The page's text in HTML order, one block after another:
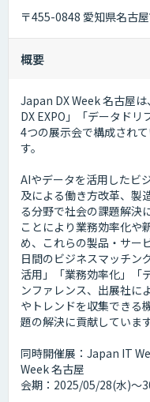
〒455-0848 愛知県名古
概要
Japan DX Week 名古屋
DX EXPO」「データドリ
4つの展示会で構成され
す。
AIやデータを活用したビ
及による働き方改革、製
る分野で社会の課題解決
ことにより業務効率化や
め、これらの製品・サー
日間のビジネスマッチン
活用」「業務効率化」「
ンファレンス、出展社に
やトレンドを収集できる
題の解決に貢献していま
同時開催展：Japan IT
Week 名古屋
会期：2025/05/28(水)～